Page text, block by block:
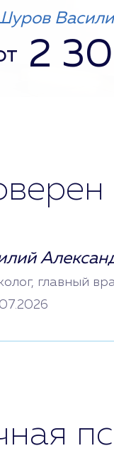
2
главный